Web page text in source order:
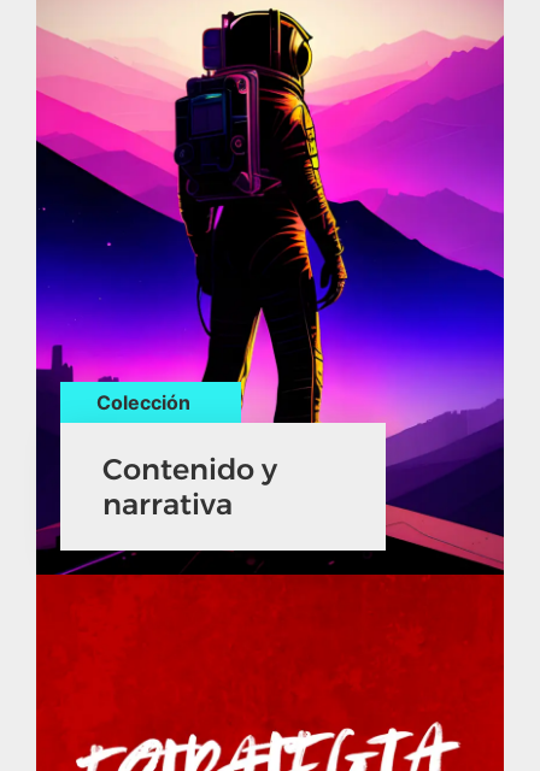
Colección
Contenido y
narrativa